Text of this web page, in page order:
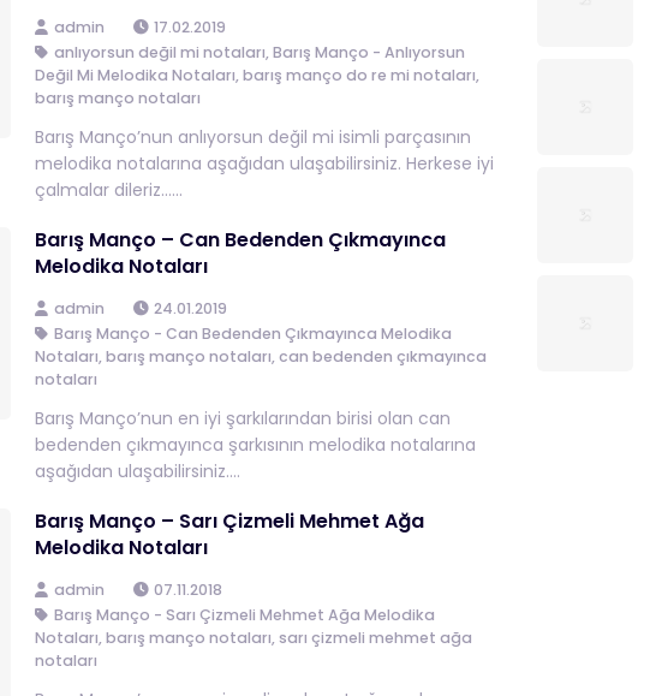
admin
17.02.2019
anlıyorsun değil mi notaları, Barış Manço - Anlıyorsun
Değil Mi Melodika Notaları, barış manço do re mi notaları,
barış manço notaları
Barış Manço’nun anlıyorsun değil mi isimli parçasının
melodika notalarına aşağıdan ulaşabilirsiniz. Herkese iyi
çalmalar dileriz…...
Barış Manço – Can Bedenden Çıkmayınca
Melodika Notaları
admin
24.01.2019
Barış Manço - Can Bedenden Çıkmayınca Melodika
Notaları, barış manço notaları, can bedenden çıkmayınca
notaları
Barış Manço’nun en iyi şarkılarından birisi olan can
bedenden çıkmayınca şarkısının melodika notalarına
aşağıdan ulaşabilirsiniz....
Barış Manço – Sarı Çizmeli Mehmet Ağa
Melodika Notaları
admin
07.11.2018
Barış Manço - Sarı Çizmeli Mehmet Ağa Melodika
Notaları, barış manço notaları, sarı çizmeli mehmet ağa
notaları